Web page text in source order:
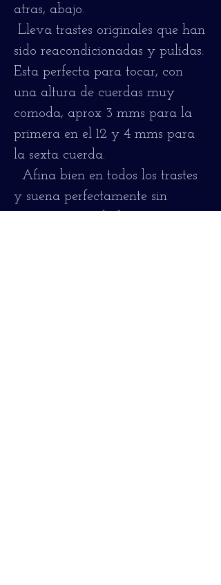
atras, abajo.
Lleva trastes originales que han
sido reacondicionadas y pulidas.
Esta perfecta para tocar, con
una altura de cuerdas muy
comoda, aprox 3 mms para la
primera en el 12 y 4 mms para
la sexta cuerda.
Afina bien en todos los trastes
y suena perfectamente sin